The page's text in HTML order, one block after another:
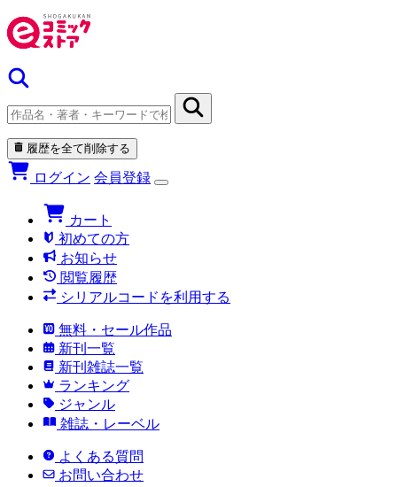
履歴を全て削除する
ログイン 会員登録
カート
初めての方
お知らせ
閲覧履歴
シリアルコードを利用する
無料・セール作品
新刊一覧
新刊雑誌一覧
ランキング
ジャンル
雑誌・レーベル
よくある質問
お問い合わせ